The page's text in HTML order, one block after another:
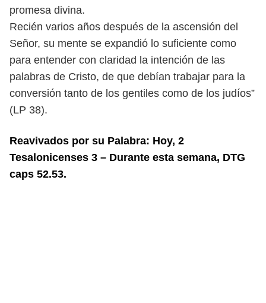
promesa divina.
Recién varios años después de la ascensión del
Señor, su mente se expandió lo suficiente como
para entender con claridad la intención de las
palabras de Cristo, de que debían trabajar para la
conversión tanto de los gentiles como de los judíos”
(LP 38).
Reavivados por su Palabra: Hoy, 2
Tesalonicenses 3 – Durante esta semana, DTG
caps 52.53.